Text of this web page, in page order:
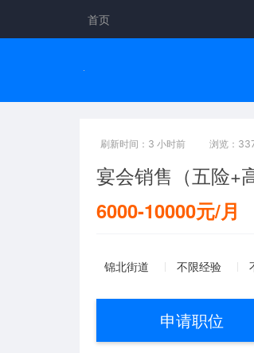
首页
刷新时间：3 小时前 浏览：
宴会销售（五险+
6000-10000元/月
锦北街道 不限经验
申请职位